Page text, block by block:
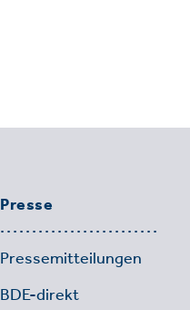
Presse
Pressemitteilungen
BDE-direkt